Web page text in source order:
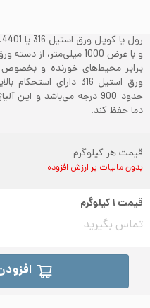
و با عرض 1000
برابر محیط‌های خورنده و
حدود 900 درجه می‌باشد و
دما حفظ کند.
قیمت هر کیلوگرم
بدون مالیات بر ارزش افزوده
قیمت ۱کیلوگرم
تماس بگیرید